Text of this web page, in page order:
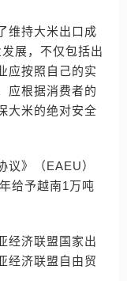
维持大米出口成
展，不仅包括出
应按照自己的实
应根据消费者的
大米的绝对安全
议》（EAEU）
给予越南1万吨
经济联盟国家出
经济联盟自由贸